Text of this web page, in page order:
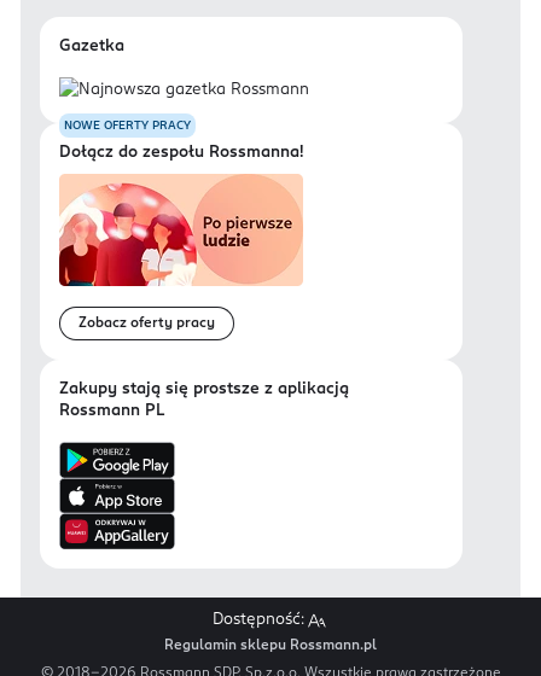
Gazetka
NOWE OFERTY PRACY
Dołącz do zespołu Rossmanna!
Zobacz oferty pracy
Zakupy stają się prostsze z aplikacją
Rossmann PL
Dostępność:
Regulamin sklepu Rossmann.pl